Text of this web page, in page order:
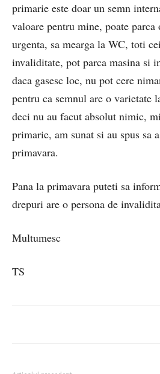
primarie este doar un semn
valoare pentru mine, poate
urgenta, sa mearga la WC, toti
invaliditate, pot parca masina si
daca gasesc loc, nu pot cere
pentru ca semnul are o varietate
deci nu au facut absolut nimic,
primarie, am sunat si au spus sa
primavara.
Pana la primavara puteti sa
drepuri are o persona de
Multumesc
TS